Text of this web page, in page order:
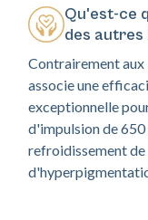
Qu'est-ce
des autres
Contrairement
associe une
exceptionnelle
d'impulsion de
refroidissement de